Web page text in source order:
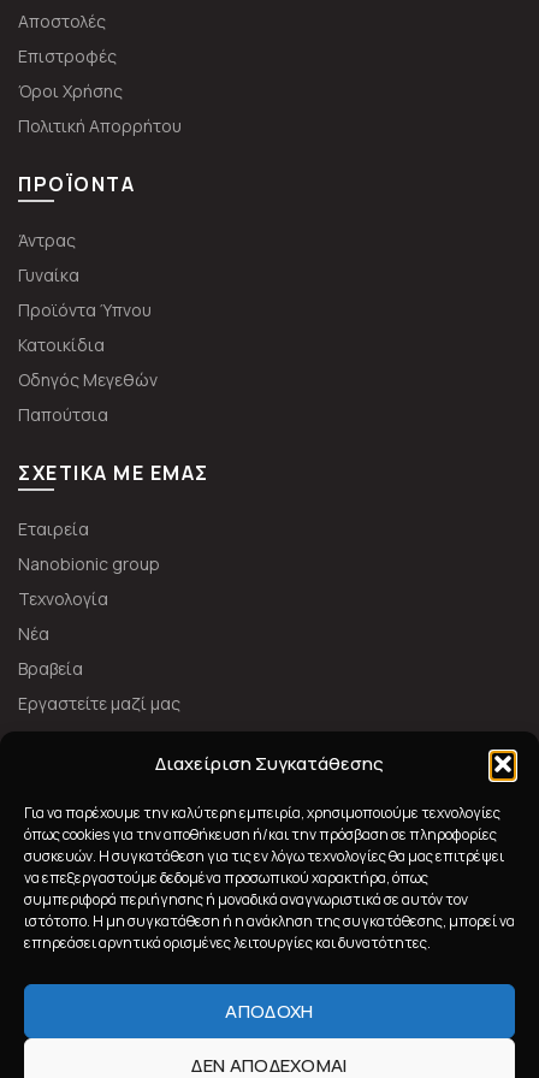
Διαχείριση Συγκατάθεσης
Για να παρέχουμε την καλύτερη εμπειρία, χρησιμοποιούμε τεχνολογίες
όπως cookies για την αποθήκευση ή/και την πρόσβαση σε πληροφορίες
συσκευών. Η συγκατάθεση για τις εν λόγω τεχνολογίες θα μας επιτρέψει
να επεξεργαστούμε δεδομένα προσωπικού χαρακτήρα, όπως
συμπεριφορά περιήγησης ή μοναδικά αναγνωριστικά σε αυτόν τον
ιστότοπο. Η μη συγκατάθεση ή η ανάκληση της συγκατάθεσης, μπορεί να
επηρεάσει αρνητικά ορισμένες λειτουργίες και δυνατότητες.
ΑΠΟΔΟΧΉ
ΔΕΝ ΑΠΟΔΈΧΟΜΑΙ
Αποστολές
Επιστροφές
Όροι Χρήσης
Πολιτική Απορρήτου
ΠΡΟΪΌΝΤΑ
Άντρας
Γυναίκα
Προϊόντα Ύπνου
Κατοικίδια
Οδηγός Μεγεθών
Παπούτσια
ΣΧΕΤΙΚΆ ΜΕ ΕΜΆΣ
Εταιρεία
Nanobionic group
Τεχνολογία
Νέα
Βραβεία
Εργαστείτε μαζί μας
ΑΚΟΛΟΥΘΉΣΤΕ ΜΑΣ
2023 Nanobionic All Rights Reserved